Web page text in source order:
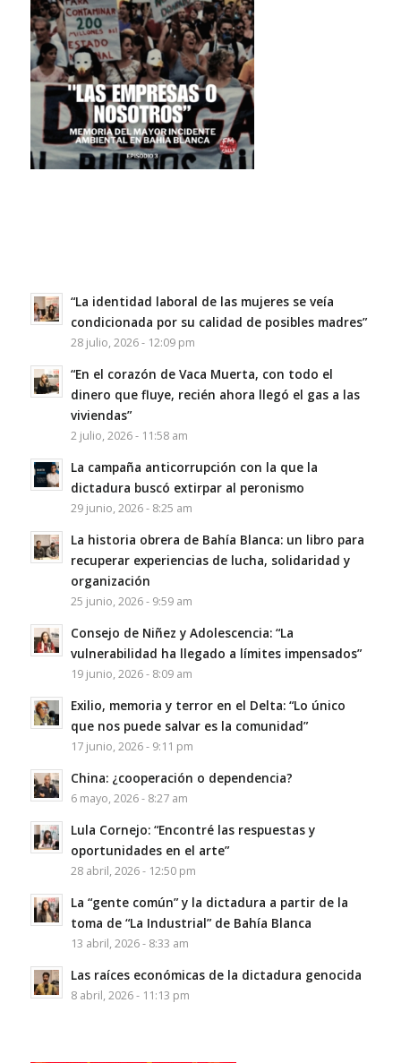
“La identidad laboral de las mujeres se veía
condicionada por su calidad de posibles madres”
28 julio, 2026 - 12:09 pm
“En el corazón de Vaca Muerta, con todo el
dinero que fluye, recién ahora llegó el gas a las
viviendas”
2 julio, 2026 - 11:58 am
La campaña anticorrupción con la que la
dictadura buscó extirpar al peronismo
29 junio, 2026 - 8:25 am
La historia obrera de Bahía Blanca: un libro para
recuperar experiencias de lucha, solidaridad y
organización
25 junio, 2026 - 9:59 am
Consejo de Niñez y Adolescencia: “La
vulnerabilidad ha llegado a límites impensados”
19 junio, 2026 - 8:09 am
Exilio, memoria y terror en el Delta: “Lo único
que nos puede salvar es la comunidad”
17 junio, 2026 - 9:11 pm
China: ¿cooperación o dependencia?
6 mayo, 2026 - 8:27 am
Lula Cornejo: “Encontré las respuestas y
oportunidades en el arte”
28 abril, 2026 - 12:50 pm
La “gente común” y la dictadura a partir de la
toma de “La Industrial” de Bahía Blanca
13 abril, 2026 - 8:33 am
Las raíces económicas de la dictadura genocida
8 abril, 2026 - 11:13 pm